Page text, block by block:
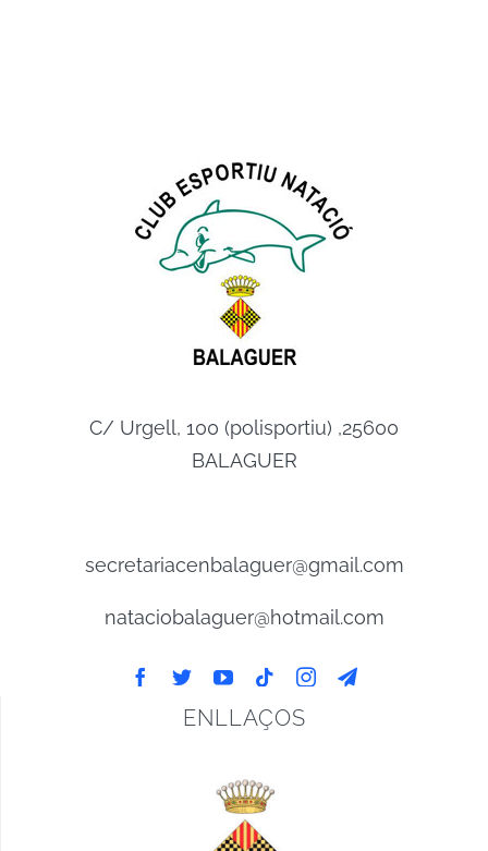
C/ Urgell, 100 (polisportiu) ,25600
BALAGUER
secretariacenbalaguer@gmail.com
nataciobalaguer@hotmail.com
ENLLAÇOS